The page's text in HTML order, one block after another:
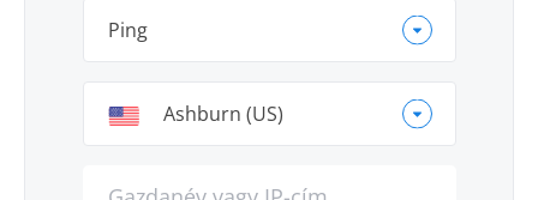
Ping
Ashburn (US)